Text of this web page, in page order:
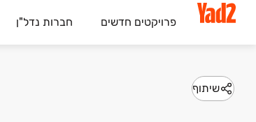
פרויקטים חדשים חברות נדל"ן
שיתוף